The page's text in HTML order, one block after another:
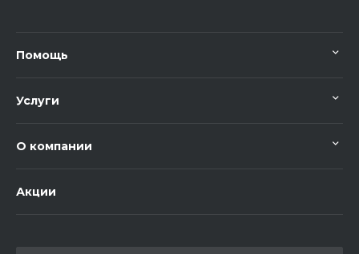
Помощь
Услуги
О компании
Акции